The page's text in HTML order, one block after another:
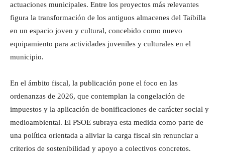
actuaciones municipales. Entre los proyectos más relevantes
figura la transformación de los antiguos almacenes del Taibilla
en un espacio joven y cultural, concebido como nuevo
equipamiento para actividades juveniles y culturales en el
municipio.
En el ámbito fiscal, la publicación pone el foco en las
ordenanzas de 2026, que contemplan la congelación de
impuestos y la aplicación de bonificaciones de carácter social y
medioambiental. El PSOE subraya esta medida como parte de
una política orientada a aliviar la carga fiscal sin renunciar a
criterios de sostenibilidad y apoyo a colectivos concretos.